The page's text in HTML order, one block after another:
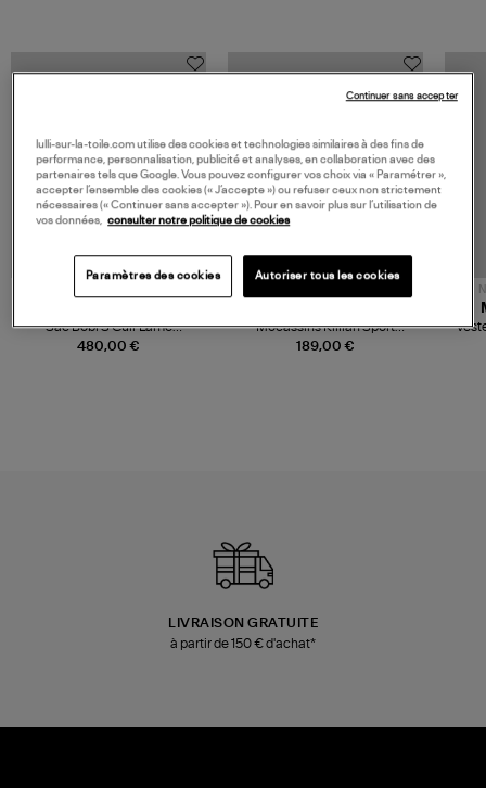
480,00 €
Sac Bobi S Cuir Lamé
Champagne
189,00 €
Mocassins Killian Sport
Mousse
LIVRAISON GRATUITE
à partir de 150 € d'achat*
lulli-sur-la-toile.com utilise des cookies et technologies similaires à des fins de
performance, personnalisation, publicité et analyses, en collaboration avec des
partenaires tels que Google. Vous pouvez configurer vos choix via « Paramétrer »,
accepter l’ensemble des cookies (« J’accepte ») ou refuser ceux non strictement
nécessaires (« Continuer sans accepter »). Pour en savoir plus sur l’utilisation de
vos données,
consulter notre politique de cookies
Paramètres des cookies Autoriser tous les cookies
Continuer sans accepter